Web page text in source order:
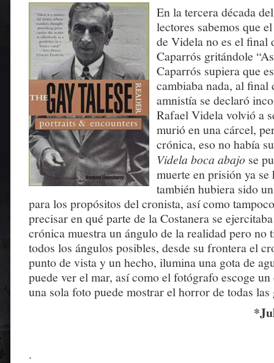
En la tercera década
lectores sabemos que
de Videla no es el final
Caparrós gritándole
Caparrós supiera que
cambiaba nada, al final
amnistía se declaró
Rafael Videla volvió a
murió en una cárcel,
crónica, eso no había
Videla boca abajo se
muerte en prisión ya
también hubiera sido
para los propósitos del cronista, así como
precisar en qué parte de la Costanera se
crónica muestra un ángulo de la realidad pero no
todos los ángulos posibles, desde su frontera el
punto de vista y un hecho, ilumina una gota de
puede ver el mar, así como el fotógrafo escoge
una sola foto puede mostrar el horror de todas las
.